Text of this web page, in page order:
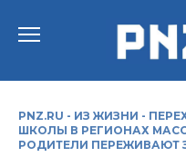
PNZ.RU - ИЗ ЖИЗНИ -
ШКОЛЫ В РЕГИОНАХ
РОДИТЕЛИ ПЕРЕЖИВАЮТ